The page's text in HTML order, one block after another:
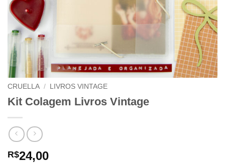
CRUELLA / LIVROS VINTAGE
Kit Colagem Livros Vintage
R$24,00